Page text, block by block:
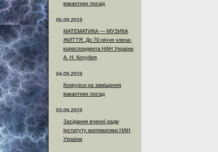
вакантних посад
05.09.2019
МАТЕМАТИКА — МУЗИКА
ЖИТТЯ. До 70-річчя члена-
кореспондента НАН України
А. Н. Кочубея
04.09.2019
Конкурси на заміщення
вакантних посад
03.09.2019
Засідання вченої ради
Інституту математики НАН
України